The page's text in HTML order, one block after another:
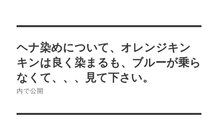
稿
ナ
ビ
ゲ
ヘナ染めについて、オレンジキン
キンは良く染まるも、ブルーが乗ら
なくて、、、見て下さい。
内で公開